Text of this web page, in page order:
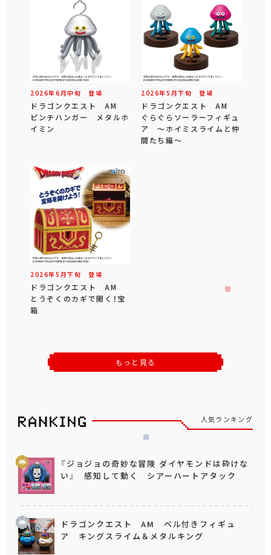
2026年6 月中旬 登場
ドラゴンクエスト AM
ピンチハンガー メタルホ
イミン
2026年5 月下旬 登場
ドラゴンクエスト AM
ぐらぐらソーラーフィギュ
ア ～ホイミスライムと仲
間たち編～
2026年5 月下旬 登場
ドラゴンクエスト AM
とうぞくのカギで開く！宝
箱
もっと見る
人気ランキング
『ジョジョの奇妙な冒険 ダイヤモンドは砕けな
い』 感知して動く シアーハートアタック
ドラゴンクエスト AM ベル付きフィギュ
ア キングスライム＆メタルキング